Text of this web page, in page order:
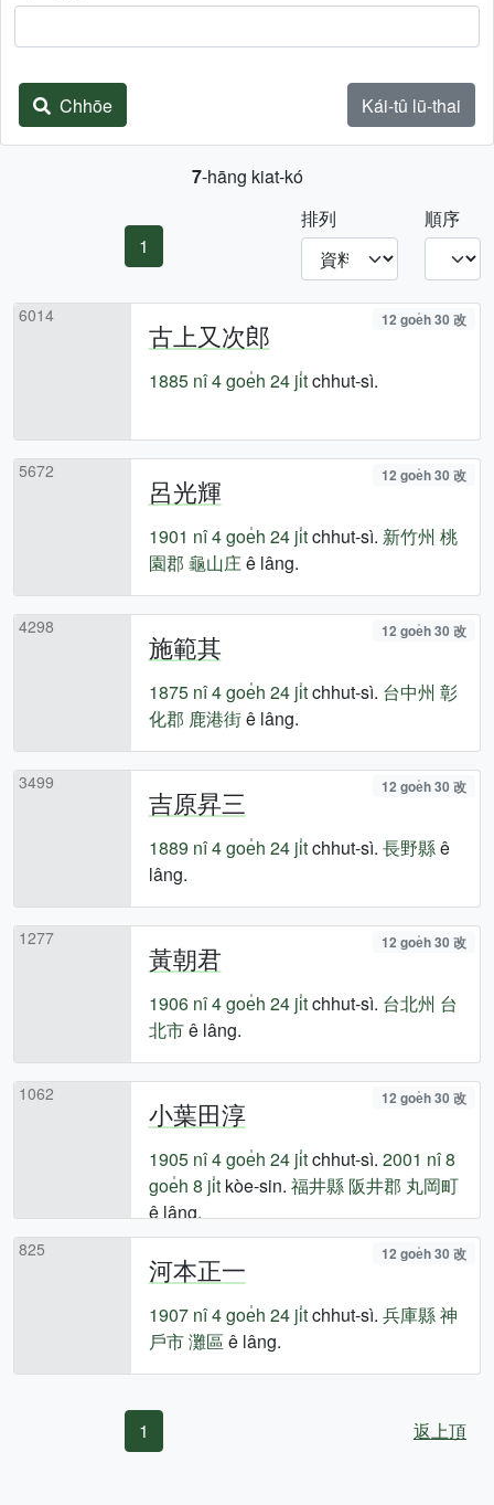
Chhōe Kái-tû lū-thai
7-hāng kiat-kó
1
排列 順序
6014
古上又次郎 12 goe̍h 30 改
1885 nî4 goe̍h 24 ji̍tchhut-sì.
5672
呂光輝 12 goe̍h 30 改
1901 nî4 goe̍h 24 ji̍tchhut-sì. 新竹州 桃
園郡 龜山庄ê lâng.
4298
施範其 12 goe̍h 30 改
1875 nî4 goe̍h 24 ji̍tchhut-sì. 台中州 彰
化郡 鹿港街ê lâng.
3499
吉原昇三 12 goe̍h 30 改
1889 nî4 goe̍h 24 ji̍tchhut-sì. 長野縣ê
lâng.
1277
黃朝君 12 goe̍h 30 改
1906 nî4 goe̍h 24 ji̍tchhut-sì. 台北州 台
北市ê lâng.
1062
小葉田淳 12 goe̍h 30 改
1905 nî4 goe̍h 24 ji̍tchhut-sì. 2001 nî8
goe̍h 8 ji̍tkòe-sin. 福井縣 阪井郡 丸岡町
ê lâng.
825
河本正一 12 goe̍h 30 改
1907 nî4 goe̍h 24 ji̍tchhut-sì. 兵庫縣神
戶市灘區 ê lâng.
1 返上頂